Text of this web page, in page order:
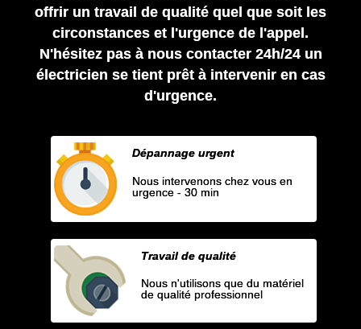
offrir un travail de qualité quel que soit les
circonstances et l'urgence de l'appel.
N'hésitez pas à nous contacter 24h/24 un
électricien se tient prêt à intervenir en cas
d'urgence.
Dépannage urgent
Nous intervenons chez vous en
urgence - 30 min
Travail de qualité
Nous n'utilisons que du matériel
de qualité professionnel